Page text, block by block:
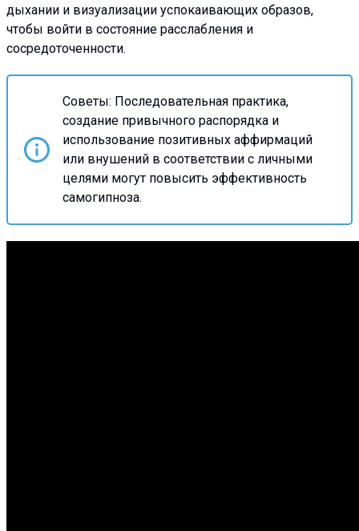
дыхании и визуализации успокаивающих образов,
чтобы войти в состояние расслабления и
сосредоточенности.
Советы: Последовательная практика,
создание привычного распорядка и
использование позитивных аффирмаций
или внушений в соответствии с личными
целями могут повысить эффективность
самогипноза.